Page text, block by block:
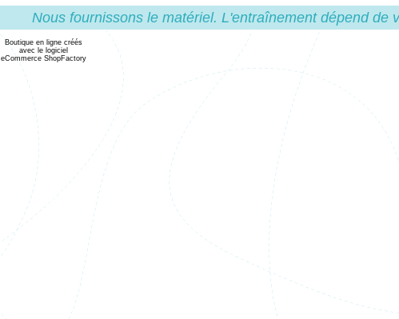
Nous fournissons le matériel. L'entraînement dépend de
Boutique en ligne créés
avec le logiciel
eCommerce ShopFactory